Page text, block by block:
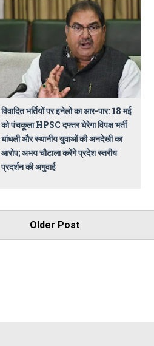
विवादित भर्तियों पर इनेलो का आर-पार: 18 मई
को पंचकूला HPSC दफ्तर घेरेगा विपक्ष भर्ती
धांधली और स्थानीय युवाओं की अनदेखी का
आरोप; अभय चौटाला करेंगे प्रदेश स्तरीय
प्रदर्शन की अगुवाई
Older Post